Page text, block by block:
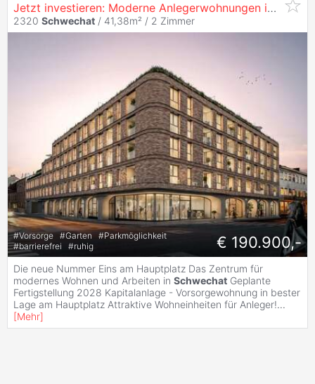
Jetzt investieren: Moderne Anlegerwohnungen in Top-Lage am Hauptplatz 1 - Wohnung zu
2320 Schwechat / 41,38m² / 2 Zimmer
#Vorsorge #Garten #Parkmöglichkeit
#barrierefrei #ruhig € 190.900,-
Die neue Nummer Eins am Hauptplatz Das Zentrum für
modernes Wohnen und Arbeiten in Schwechat Geplante
Fertigstellung 2028 Kapitalanlage - Vorsorgewohnung in bester
Lage am Hauptplatz Attraktive Wohneinheiten für Anleger!...
[Mehr]